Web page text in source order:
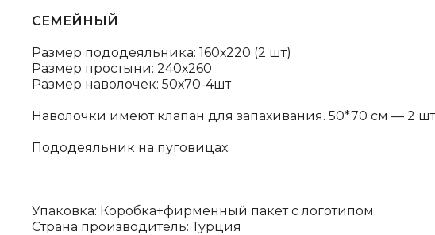
СЕМЕЙНЫЙ
Размер пододеяльника: 160х220 (2 шт)
Размер простыни: 240х260
Размер наволочек: 50х70-4шт
Наволочки имеют клапан для запахивания. 50*70 см — 2
Пододеяльник на пуговицах.
Упаковка: Коробка+фирменный пакет с логотипом
Страна производитель: Турция